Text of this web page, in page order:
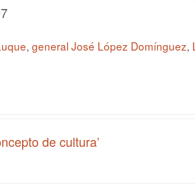
, general José López Domínguez,
de cultura’